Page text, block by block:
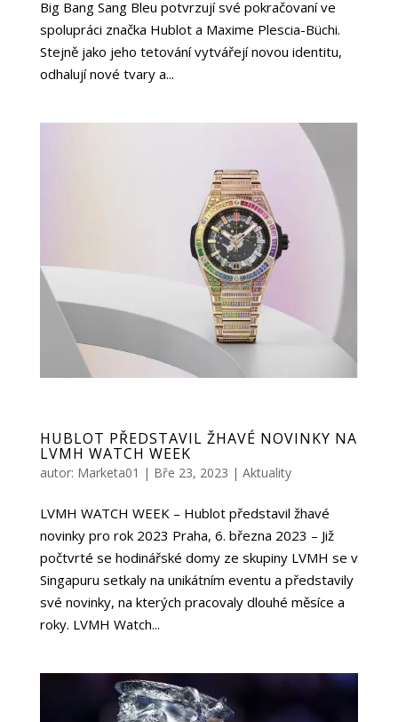
Big Bang Sang Bleu potvrzují své pokračovaní ve
spolupráci značka Hublot a Maxime Plescia-Büchi.
Stejně jako jeho tetování vytvářejí novou identitu,
odhalují nové tvary a...
HUBLOT PŘEDSTAVIL ŽHAVÉ NOVINKY NA
LVMH WATCH WEEK
autor: Marketa01 | Bře 23, 2023 | Aktuality
LVMH WATCH WEEK – Hublot představil žhavé
novinky pro rok 2023 Praha, 6. března 2023 – Již
počtvrté se hodinářské domy ze skupiny LVMH se v
Singapuru setkaly na unikátním eventu a představily
své novinky, na kterých pracovaly dlouhé měsíce a
roky. LVMH Watch...